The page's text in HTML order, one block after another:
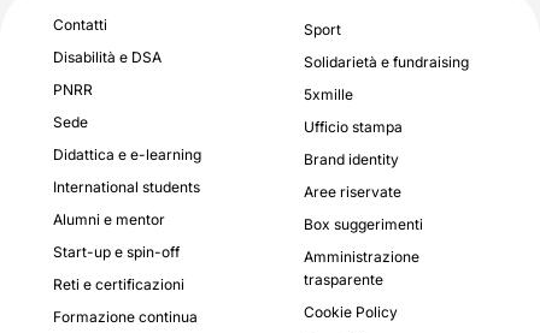
Contatti
Disabilità e DSA
PNRR
Sede
Didattica e e-learning
International students
Alumni e mentor
Start-up e spin-off
Reti e certificazioni
Formazione continua
Sport
Solidarietà e fundraising
5xmille
Ufficio stampa
Brand identity
Aree riservate
Box suggerimenti
Amministrazione
trasparente
Cookie Policy